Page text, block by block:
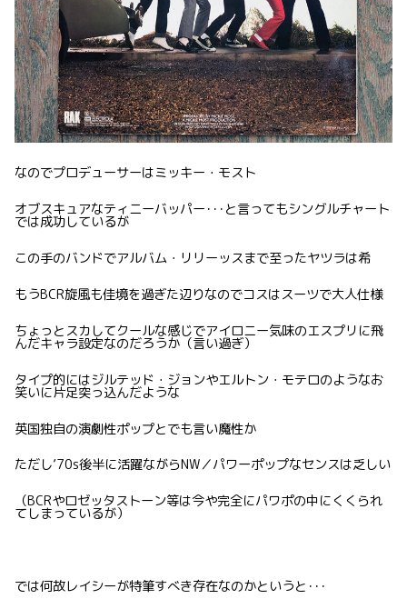
なのでプロデューサーはミッキー・モスト
オブスキュアなティニーバッパー･･･と言ってもシングルチャート
では成功しているが
この手のバンドでアルバム・リリーッスまで至ったヤツラは希
もうBCR旋風も佳境を過ぎた辺りなのでコスはスーツで大人仕様
ちょっとスカしてクールな感じでアイロニー気味のエスプリに飛
んだキャラ設定なのだろうか（言い過ぎ）
タイプ的にはジルテッド・ジョンやエルトン・モテロのようなお
笑いに片足突っ込んだような
英国独自の演劇性ポップとでも言い魔性か
ただし’70s後半に活躍ながらNW／パワーポップなセンスは乏しい
（BCRやロゼッタストーン等は今や完全にパワポの中にくくられ
てしまっているが）
では何故レイシーが特筆すべき存在なのかというと･･･